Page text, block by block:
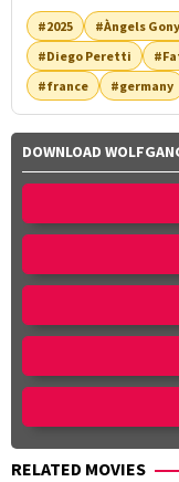
#2025 #Àngels
#Diego Peretti
#france
#germany
DOWNLOAD
RELATED MOVIES